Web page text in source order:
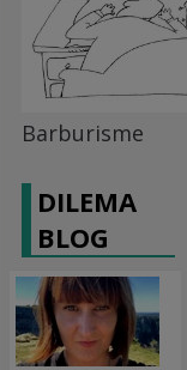
Barburisme
DILEMA
BLOG